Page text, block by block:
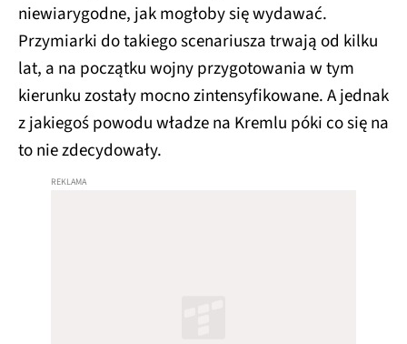
niewiarygodne, jak mogłoby się wydawać.
Przymiarki do takiego scenariusza trwają od kilku
lat, a na początku wojny przygotowania w tym
kierunku zostały mocno zintensyfikowane. A jednak
z jakiegoś powodu władze na Kremlu póki co się na
to nie zdecydowały.